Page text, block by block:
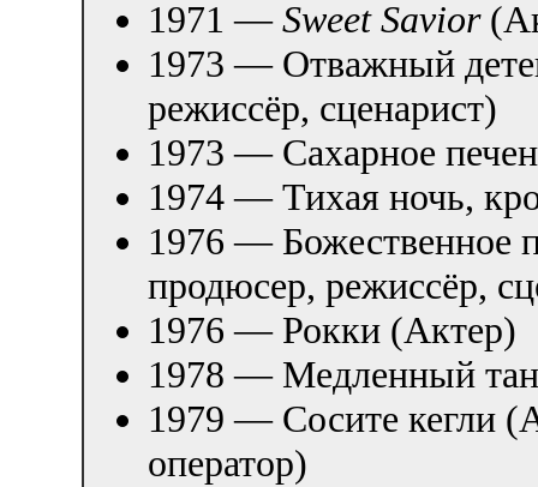
1971 —Sweet Savior
1973 — Отважный
режиссёр, сценарист)
1973 — Сахарное
1974 — Тихая ночь,
1976 — Божественное
продюсер, режиссёр,
1976 — Рокки (Актер)
1978 — Медленный
1979 — Сосите кегли
оператор)